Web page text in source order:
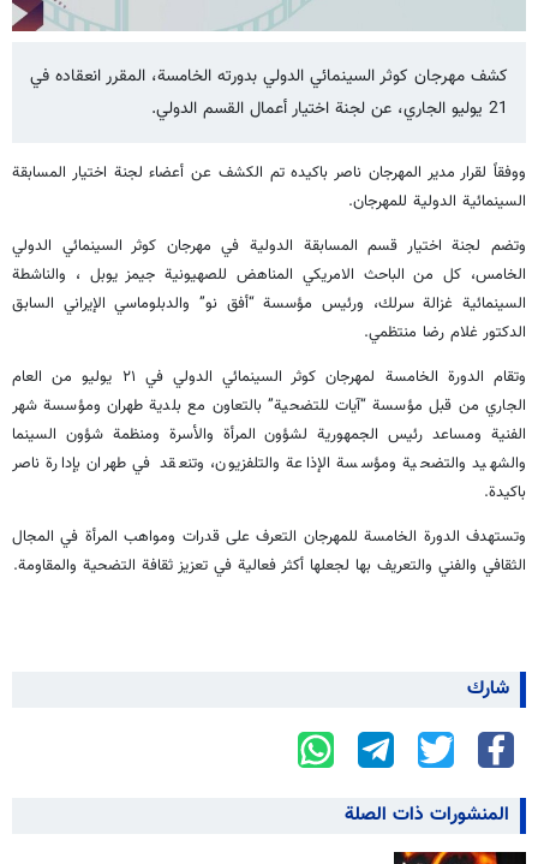
كشف مهرجان كوثر السينمائي الدولي بدورته الخامسة، المقرر انعقاده في
21 يوليو الجاري، عن لجنة اختيار أعمال القسم الدولي.
ووفقاً لقرار مدير المهرجان ناصر باكيده تم الكشف عن أعضاء لجنة اختيار المسابقة
السينمائية الدولية للمهرجان.
وتضم لجنة اختيار قسم المسابقة الدولية في مهرجان كوثر السينمائي الدولي
الخامس، كل من الباحث الامريكي المناهض للصهيونية جیمز یوبل ، والناشطة
السينمائية غزالة سرلك، ورئيس مؤسسة “أفق نو” والدبلوماسي الإيراني السابق
الدكتور غلام رضا منتظمي.
وتقام الدورة الخامسة لمهرجان كوثر السينمائي الدولي في ٢١ يوليو من العام
الجاري من قبل مؤسسة “آيات للتضحية” بالتعاون مع بلدية طهران ومؤسسة شهر
الفنية ومساعد رئيس الجمهورية لشؤون المرأة والأسرة ومنظمة شؤون السينما
والشهيد والتضحية ومؤسسة الإذاعة والتلفزيون، وتنعقد في طهران بإدارة ناصر
باكيدة.
وتستهدف الدورة الخامسة للمهرجان التعرف على قدرات ومواهب المرأة في المجال
الثقافي والفني والتعريف بها لجعلها أكثر فعالية في تعزيز ثقافة التضحية والمقاومة.
شارك
المنشورات ذات الصلة